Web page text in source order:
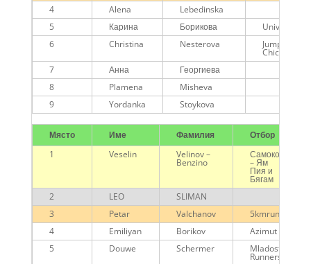
4
Alena
Lebedinska
5
Карина Борикова
Universal
6
Christina Nesterova Jumping
Chicas
7
Анна
Георгиева
8
Plamena
Misheva
9
Yordanka Stoykova
Място Име Фамилия
Отбор
1
Veselin Velinov –
Benzino
Самоков
– Ям
Пия и
Бягам
2
LEO
SLIMAN
3
Petar Valchanov
5kmrun
4
Emiliyan Borikov
Azimut
5
Douwe Schermer Mladost
Runners